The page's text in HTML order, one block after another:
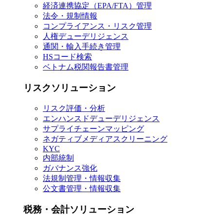
経済連携協定（EPA/FTA）管理
法令・規制情報
コンプライアンス・リスク管理
人権デューデリジェンス
通関・輸入手続き管理
HSコード検索
ベトナム税関報告書管理
リスクソリューション
リスク評価・分析
エンハンスドデューデリジェンス
サプライチェーンマッピング
ネガティブメディアスクリーニング
KYC
内部統制
ガバナンス強化
法規制管理・情報収集
公文書管理・情報収集
税務・会計ソリューション